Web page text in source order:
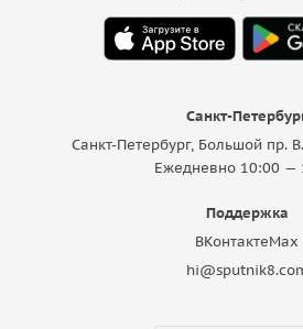
Санкт-
Санкт-Петербург, Большой пр.
Ежедневно 10:00 —
Поддержка
ВКонтактеMax